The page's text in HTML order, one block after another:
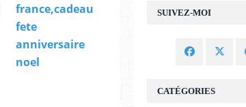
france,cadeau
fete
anniversaire
noel
SUIVEZ-MOI
CATÉGORIES